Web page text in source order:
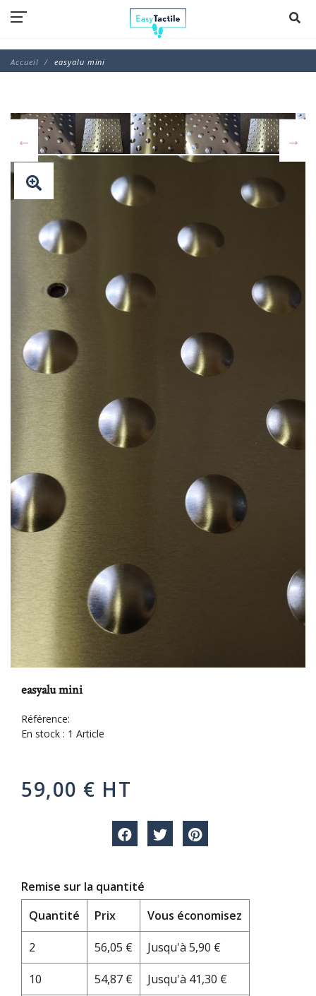
Accueil easyalu mini
easyalu mini
Référence:
En stock : 1 Article
59,00 € HT
Remise sur la quantité
Quantité
Prix Vous économisez
2 56,05 € Jusqu'à 5,90 €
10 54,87 € Jusqu'à 41,30 €